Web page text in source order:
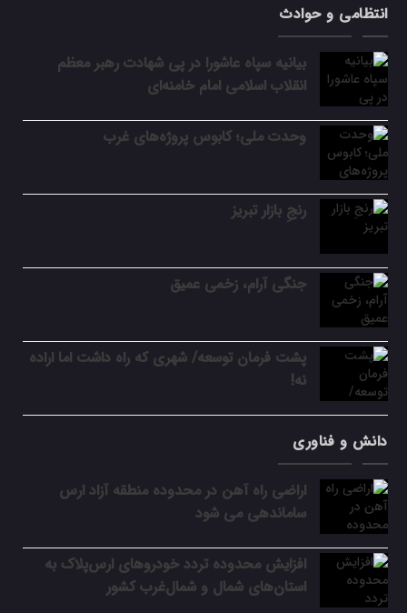
انتظامی و حوادث
بیانیه سپاه عاشورا در پی شهادت رهبر معظم
انقلاب اسلامی امام خامنه‌ای
وحدت ملی؛ کابوس پروژه‌های غرب
رنجِ بازار تبریز
جنگی آرام، زخمی عمیق
پشت فرمان توسعه/ شهری که راه داشت اما اراده
نه!
دانش و فناوری
اراضی راه آهن در محدوده منطقه آزاد ارس
ساماندهی می شود
افزایش محدوده تردد خودروهای ارس‌پلاک به
استان‌های شمال و شمال‌غرب کشور